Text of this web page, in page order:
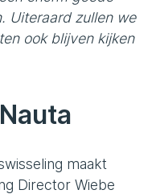
Uiteraard zullen we
ook blijven kijken
maakt
Director Wiebe